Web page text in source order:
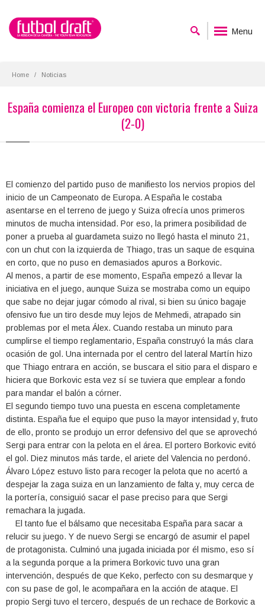
Menu
Home Noticias
España comienza el Europeo con victoria frente a Suiza
(2-0)
El comienzo del partido puso de manifiesto los nervios propios del
inicio de un Campeonato de Europa. A España le costaba
asentarse en el terreno de juego y Suiza ofrecía unos primeros
minutos de mucha intensidad. Por eso, la primera posibilidad de
poner a prueba al guardameta suizo no llegó hasta el minuto 21,
con un chut con la izquierda de Thiago, tras un saque de esquina
en corto, que no puso en demasiados apuros a Borkovic.
Al menos, a partir de ese momento, España empezó a llevar la
iniciativa en el juego, aunque Suiza se mostraba como un equipo
que sabe no dejar jugar cómodo al rival, si bien su único bagaje
ofensivo fue un tiro desde muy lejos de Mehmedi, atrapado sin
problemas por el meta Álex. Cuando restaba un minuto para
cumplirse el tiempo reglamentario, España construyó la más clara
ocasión de gol. Una internada por el centro del lateral Martín hizo
que Thiago entrara en acción, se buscara el sitio para el disparo e
hiciera que Borkovic esta vez sí se tuviera que emplear a fondo
para mandar el balón a córner.
El segundo tiempo tuvo una puesta en escena completamente
distinta. España fue el equipo que puso la mayor intensidad y, fruto
de ello, pronto se produjo un error defensivo del que se aprovechó
Sergi para entrar con la pelota en el área. El portero Borkovic evitó
el gol. Diez minutos más tarde, el ariete del Valencia no perdonó.
Álvaro López estuvo listo para recoger la pelota que no acertó a
despejar la zaga suiza en un lanzamiento de falta y, muy cerca de
la portería, consiguió sacar el pase preciso para que Sergi
remachara la jugada.
El tanto fue el bálsamo que necesitaba España para sacar a
relucir su juego. Y de nuevo Sergi se encargó de asumir el papel
de protagonista. Culminó una jugada iniciada por él mismo, eso sí
a la segunda porque a la primera Borkovic tuvo una gran
intervención, después de que Keko, perfecto con su desmarque y
con su pase de gol, le acompañara en la acción de ataque. El
propio Sergi tuvo el tercero, después de un rechace de Borkovic a